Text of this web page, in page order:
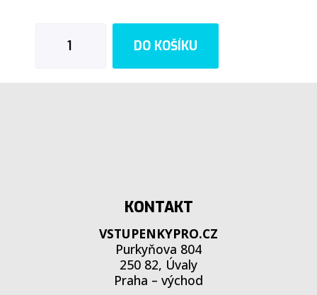
DO KOŠÍKU
KONTAKT
VSTUPENKYPRO.CZ
Purkyňova 804
250 82, Úvaly
Praha – východ